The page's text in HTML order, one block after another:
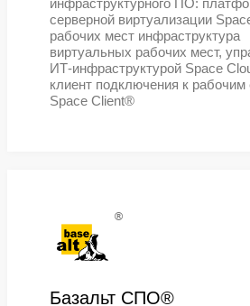
информации,
DAMASK®
обработку
аналитических
решения положен